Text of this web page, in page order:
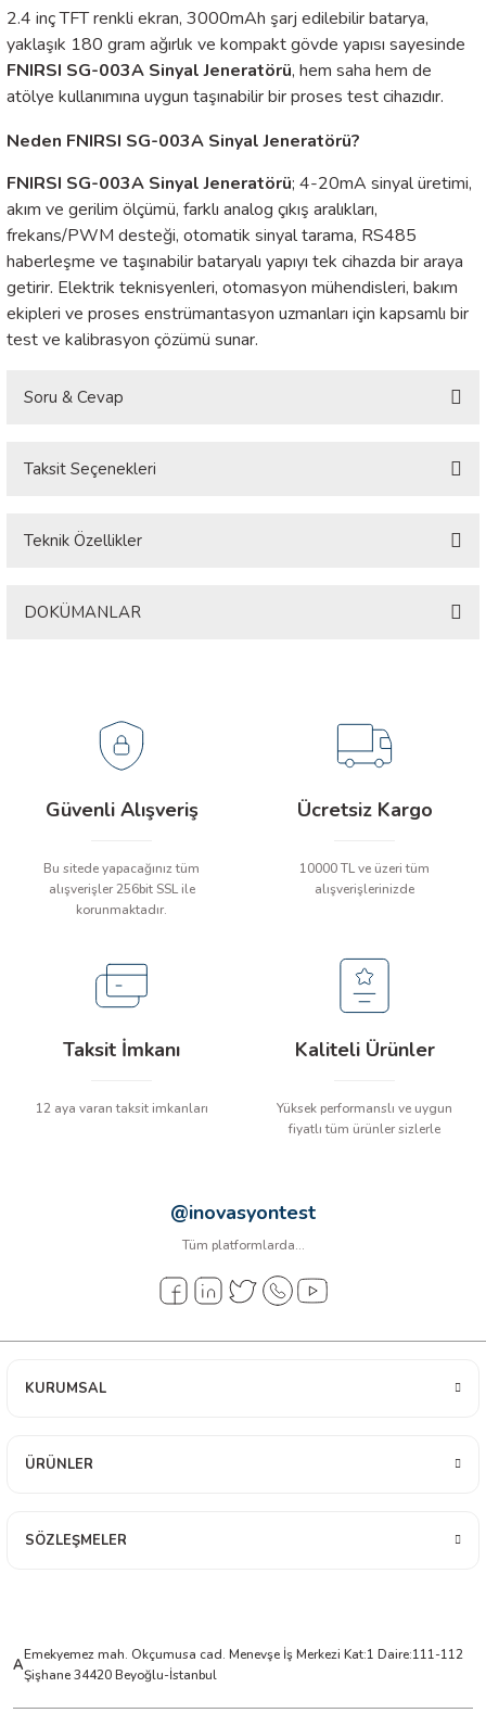
2.4 inç TFT renkli ekran, 3000mAh şarj edilebilir batarya,
yaklaşık 180 gram ağırlık ve kompakt gövde yapısı sayesinde
FNIRSI SG-003A Sinyal Jeneratörü, hem saha hem de
atölye kullanımına uygun taşınabilir bir proses test cihazıdır.
Neden FNIRSI SG-003A Sinyal Jeneratörü?
FNIRSI SG-003A Sinyal Jeneratörü; 4-20mA sinyal üretimi,
akım ve gerilim ölçümü, farklı analog çıkış aralıkları,
frekans/PWM desteği, otomatik sinyal tarama, RS485
haberleşme ve taşınabilir bataryalı yapıyı tek cihazda bir araya
getirir. Elektrik teknisyenleri, otomasyon mühendisleri, bakım
ekipleri ve proses enstrümantasyon uzmanları için kapsamlı bir
test ve kalibrasyon çözümü sunar.
Soru & Cevap
Ürün hakkında henüz soru sorulmamış.
Taksit Seçenekleri
Teknik Özellikler
3.7V 3000mAh Li-ion
Şarj Girişi USB Type-C, 5V
Aktif Akım Çıkışı
Pasif Akım Çıkışı
0~24mA, 0.01mA çözünürlük,
0~24V, 0.01V çözünürlük,
0~9999Hz, 5 hane çözünürlük,
0~24mA, 0.01mA çözünürlük,
±(0.1%+0.005)
0~30V, 0.01V çözünürlük,
Fiziksel /
USB Firmware
DOKÜMANLAR
Kullanım Kılavuzu
Güvenli Alışveriş
Bu sitede yapacağınız tüm
alışverişler 256bit SSL ile
korunmaktadır.
Ücretsiz Kargo
10000 TL ve üzeri tüm
alışverişlerinizde
Taksit İmkanı
12 aya varan taksit imkanları
Kaliteli Ürünler
Yüksek performanslı ve uygun
fiyatlı tüm ürünler sizlerle
@inovasyontest
Tüm platformlarda...
KURUMSAL
ÜRÜNLER
SÖZLEŞMELER
A
Emekyemez mah. Okçumusa cad. Menevşe İş Merkezi Kat:1 Daire:111-112
Şişhane 34420 Beyoğlu-İstanbul